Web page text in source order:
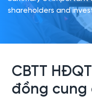
shareholders and
CBTT
đồng cung